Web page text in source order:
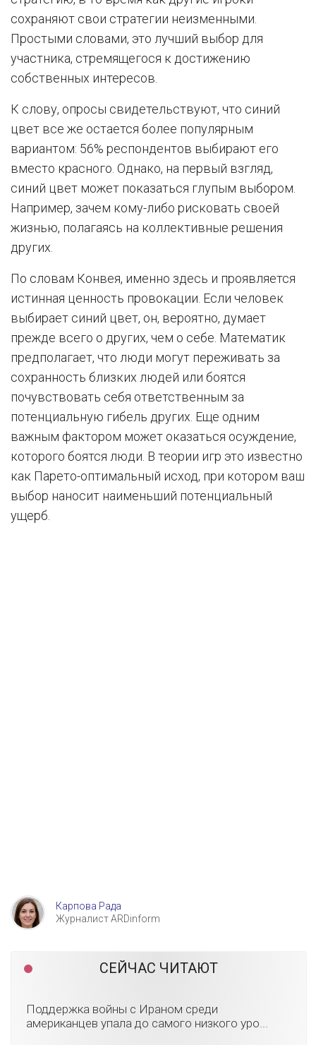
сохраняют свои стратегии неизменными.
Простыми словами, это лучший выбор для
участника, стремящегося к достижению
собственных интересов.
К слову, опросы свидетельствуют, что синий
цвет все же остается более популярным
вариантом: 56% респондентов выбирают его
вместо красного. Однако, на первый взгляд,
синий цвет может показаться глупым выбором.
Например, зачем кому-либо рисковать своей
жизнью, полагаясь на коллективные решения
других.
По словам Конвея, именно здесь и проявляется
истинная ценность провокации. Если человек
выбирает синий цвет, он, вероятно, думает
прежде всего о других, чем о себе. Математик
предполагает, что люди могут переживать за
сохранность близких людей или боятся
почувствовать себя ответственным за
потенциальную гибель других. Еще одним
важным фактором может оказаться осуждение,
которого боятся люди. В теории игр это известно
как Парето-оптимальный исход, при котором ваш
выбор наносит наименьший потенциальный
ущерб.
Карпова Рада
Журналист ARDinform
СЕЙЧАС ЧИТАЮТ
Поддержка войны с Ираном среди
американцев упала до самого низкого уро...